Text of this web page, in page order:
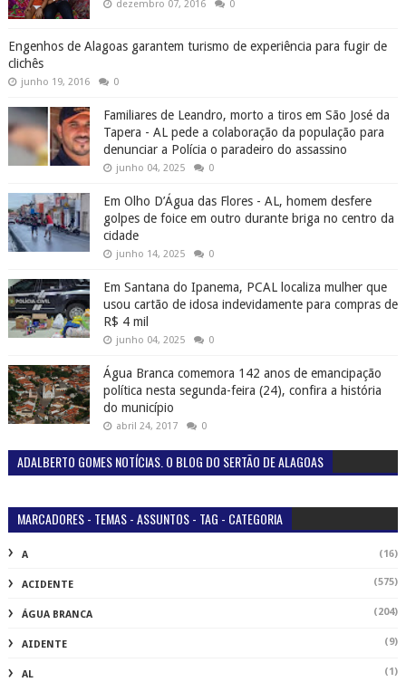
dezembro 07, 2016 0
Engenhos de Alagoas garantem turismo de experiência para fugir de
clichês
junho 19, 2016 0
Familiares de Leandro, morto a tiros em São José da
Tapera - AL pede a colaboração da população para
denunciar a Polícia o paradeiro do assassino
junho 04, 2025 0
Em Olho D’Água das Flores - AL, homem desfere
golpes de foice em outro durante briga no centro da
cidade
junho 14, 2025 0
Em Santana do Ipanema, PCAL localiza mulher que
usou cartão de idosa indevidamente para compras de
R$ 4 mil
junho 04, 2025 0
Água Branca comemora 142 anos de emancipação
política nesta segunda-feira (24), confira a história
do município
abril 24, 2017 0
ADALBERTO GOMES NOTÍCIAS. O BLOG DO SERTÃO DE ALAGOAS
MARCADORES - TEMAS - ASSUNTOS - TAG - CATEGORIA
A (16)
ACIDENTE (575)
ÁGUA BRANCA (204)
AIDENTE (9)
AL (1)